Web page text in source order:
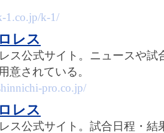
1.co.jp/k-1/
レス
ス公式サイト。ニュースや
意されている。
pro.co.jp/
レス
ス公式サイト。試合日程・結